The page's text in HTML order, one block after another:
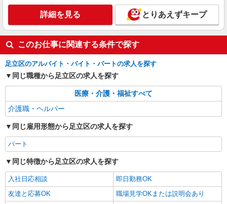
詳細を見る とりあえずキープ
このお仕事に関連する条件で探す
足立区のアルバイト・バイト・パートの求人を探す
同じ職種から足立区の求人を探す
医療・介護・福祉すべて
介護職・ヘルパー
同じ雇用形態から足立区の求人を探す
パート
同じ特徴から足立区の求人を探す
入社日応相談
即日勤務OK
友達と応募OK
職場見学OKまたは説明会あり